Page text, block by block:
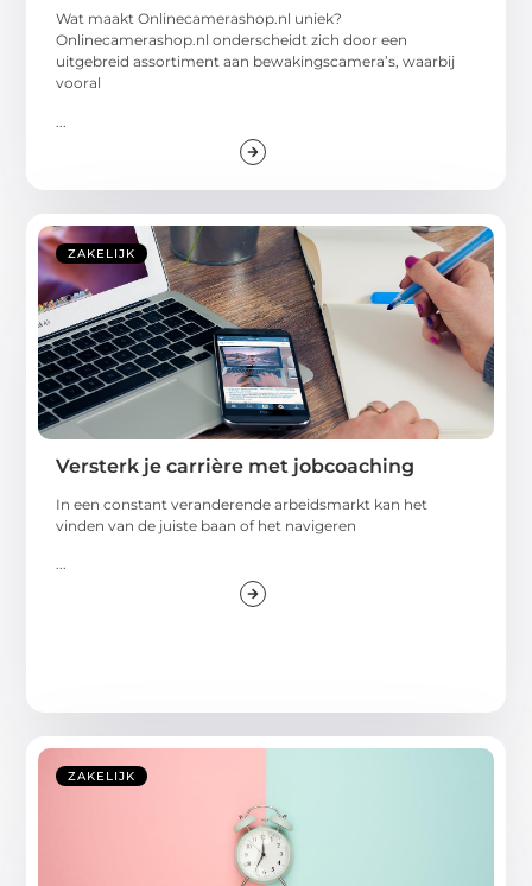
Wat maakt Onlinecamerashop.nl uniek?
Onlinecamerashop.nl onderscheidt zich door een
uitgebreid assortiment aan bewakingscamera’s, waarbij
vooral
ZAKELIJK
Versterk je carrière met jobcoaching
In een constant veranderende arbeidsmarkt kan het
vinden van de juiste baan of het navigeren
...
ZAKELIJK